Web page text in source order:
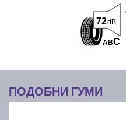
ABC
72dB
ПОДОБНИ ГУМИ